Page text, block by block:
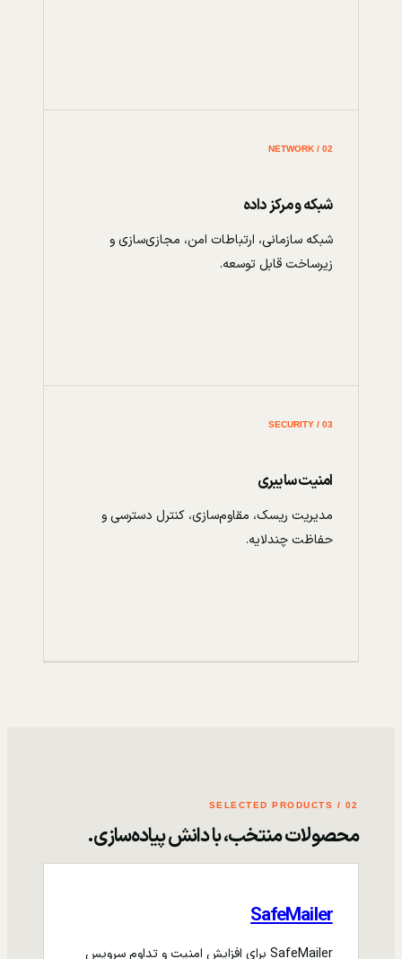
02 / NETWORK
شبکه و مرکز داده
شبکه سازمانی، ارتباطات امن، مجازی‌سازی و
زیرساخت قابل توسعه.
03 / SECURITY
امنیت سایبری
مدیریت ریسک، مقاوم‌سازی، کنترل دسترسی و
حفاظت چندلایه.
02 / SELECTED PRODUCTS
محصولات منتخب، با دانش پیاده‌سازی.
SafeMailer
SafeMailer برای افزایش امنیت و تداوم سرویس